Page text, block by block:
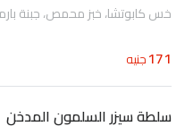
خس كابوتشا، خبز محمص، جبنة
171جنيه
سلطة سيزر السلمون المدخن